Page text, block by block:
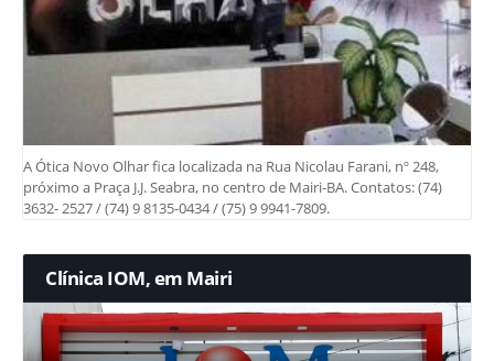
A Ótica Novo Olhar fica localizada na Rua Nicolau Farani, nº 248,
próximo a Praça J.J. Seabra, no centro de Mairi-BA. Contatos: (74)
3632- 2527 / (74) 9 8135-0434 / (75) 9 9941-7809.
Clínica IOM, em Mairi